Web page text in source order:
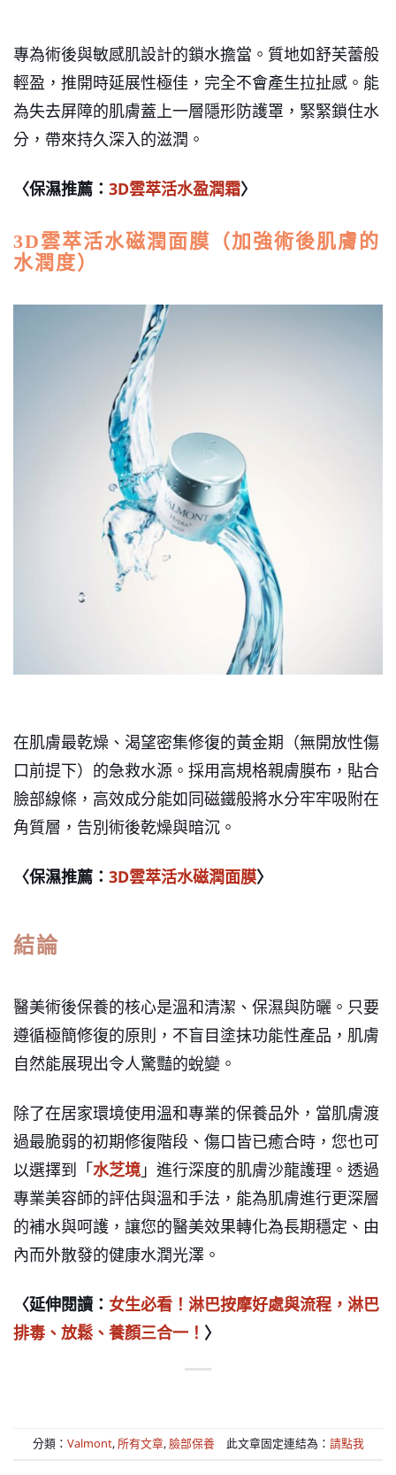
專為術後與敏感肌設計的鎖水擔當。質地如舒芙蕾般
輕盈，推開時延展性極佳，完全不會產生拉扯感。能
為失去屏障的肌膚蓋上一層隱形防護罩，緊緊鎖住水
分，帶來持久深入的滋潤。
〈保濕推薦： 3D雲萃活水盈潤霜〉
3D雲萃活水磁潤面膜（加強術後肌膚的
水潤度）
在肌膚最乾燥、渴望密集修復的黃金期（無開放性傷
口前提下）的急救水源。採用高規格親膚膜布，貼合
臉部線條，高效成分能如同磁鐵般將水分牢牢吸附在
角質層，告別術後乾燥與暗沉。
〈保濕推薦： 3D雲萃活水磁潤面膜〉
結論
醫美術後保養的核心是溫和清潔、保濕與防曬。只要
遵循極簡修復的原則，不盲目塗抹功能性產品，肌膚
自然能展現出令人驚豔的蛻變。
除了在居家環境使用溫和專業的保養品外，當肌膚渡
過最脆弱的初期修復階段、傷口皆已癒合時，您也可
以選擇到「水芝境 」進行深度的肌膚沙龍護理。透過
專業美容師的評估與溫和手法，能為肌膚進行更深層
的補水與呵護，讓您的醫美效果轉化為長期穩定、由
內而外散發的健康水潤光澤。
〈延伸閱讀： 女生必看！淋巴按摩好處與流程，淋巴
排毒、放鬆、養顏三合一！ 〉
分類： Valmont,所有文章,臉部保養此文章固定連結為： 請點我